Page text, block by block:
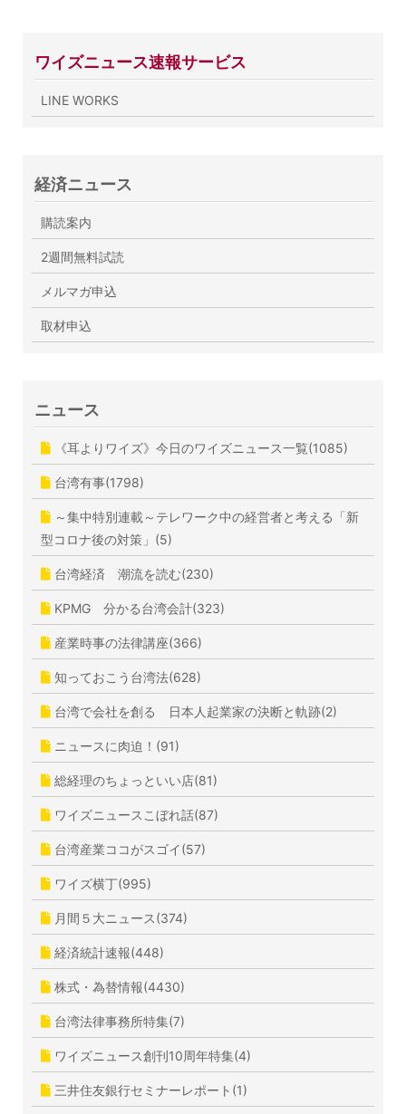
ワイズニュース速報サービス
LINE WORKS
経済ニュース
購読案内
2週間無料試読
メルマガ申込
取材申込
ニュース
《耳よりワイズ》今日のワイズニュース一覧(1085)
台湾有事(1798)
～集中特別連載～テレワーク中の経営者と考える「新
型コロナ後の対策」(5)
台湾経済 潮流を読む(230)
KPMG 分かる台湾会計(323)
産業時事の法律講座(366)
知っておこう台湾法(628)
台湾で会社を創る 日本人起業家の決断と軌跡(2)
ニュースに肉迫！(91)
総経理のちょっといい店(81)
ワイズニュースこぼれ話(87)
台湾産業ココがスゴイ(57)
ワイズ横丁(995)
月間５大ニュース(374)
経済統計速報(448)
株式・為替情報(4430)
台湾法律事務所特集(7)
ワイズニュース創刊10周年特集(4)
三井住友銀行セミナーレポート(1)